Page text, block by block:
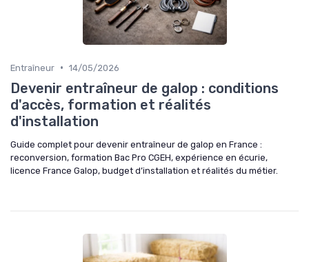
Entraîneur • 14/05/2026
Devenir entraîneur de galop : conditions
d'accès, formation et réalités
d'installation
Guide complet pour devenir entraîneur de galop en France :
reconversion, formation Bac Pro CGEH, expérience en écurie,
licence France Galop, budget d’installation et réalités du métier.